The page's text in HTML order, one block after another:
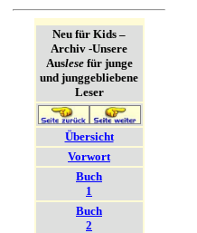
Neu für Kids –
Archiv -Unsere
Auslesefür junge
und junggebliebene
Leser
Übersicht
Vorwort
Buch
1
Buch
2